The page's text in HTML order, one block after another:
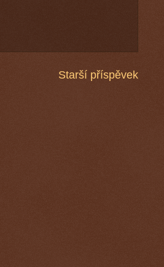
Starší příspěvek